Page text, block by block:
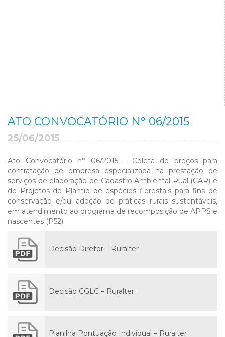
ATO CONVOCATÓRIO N° 06/2015
25/06/2015
Ato Convocatório n° 06/2015 – Coleta de preços para
contratação de empresa especializada na prestação de
serviços de elaboração de Cadastro Ambiental Rual (CAR) e
de Projetos de Plantio de espécies florestais para fins de
conservação e/ou adoção de práticas rurais sustentáveis,
em atendimento ao programa de recomposição de APPS e
nascentes (P52).
Decisão Diretor – Ruralter
Decisão CGLC – Ruralter
Planilha Pontuação Individual – Ruralter